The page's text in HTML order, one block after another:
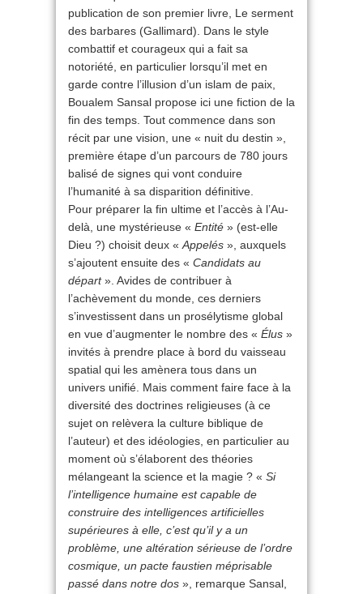
publication de son premier livre, Le serment
des barbares (Gallimard). Dans le style
combattif et courageux qui a fait sa
notoriété, en particulier lorsqu’il met en
garde contre l’illusion d’un islam de paix,
Boualem Sansal propose ici une fiction de la
fin des temps. Tout commen­ce dans son
récit par une vision, une « nuit du destin »,
première étape d’un parcours de 780 jours
balisé de signes qui vont conduire
l’humanité à sa disparition définitive.
Pour préparer la fin ultime et l’accès à l’Au-
delà, une mystérieuse « Entité » (est-elle
Dieu ?) choisit deux « Appelés », auxquels
s’ajoutent ensuite des « Candidats au
départ». Avides de contribuer à
l’achèvement du monde, ces derniers
s’investissent dans un prosélytisme global
en vue d’augmenter le nombre des « Élus »
invités à prendre place à bord du vaisseau
spatial qui les amènera tous dans un
univers unifié. Mais comment faire face à la
diversité des doctrines religieuses (à ce
sujet on relèvera la culture biblique de
l’auteur) et des idéologies, en particulier au
moment où s’élaborent des théories
mélangeant la science et la magie ? « Si
l’intelligence humaine est capable de
construire des intelligences artificielles
supérieures à elle, c’est qu’il y a un
problème, une altération sérieuse de l’ordre
cosmique, un pacte faustien méprisable
passé dans notre dos », remarque Sansal,